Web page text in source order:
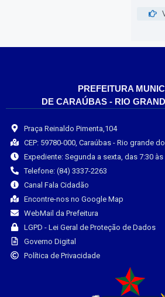
PREFEITURA
DE CARAÚBAS - RIO
Praça Reinaldo Pimenta,104
CEP: 59780-000, Caraúbas - Rio grande
Expediente: Segunda a sexta, das 7:30 às
Telefone: (84) 3337-2263
Canal Fala Cidadão
Encontre-nos no Google Map
WebMail da Prefeitura
LGPD - Lei Geral de Proteção de Dados
Governo Digital
Política de Privacidade